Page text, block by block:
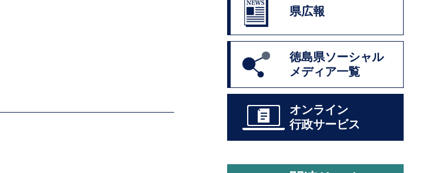
県広報
徳島県ソーシャル
メディア一覧
オンライン
行政サービス